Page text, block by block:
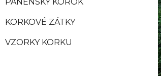
PANENSKÝ KOROK
KORKOVÉ ZÁTKY
VZORKY KORKU